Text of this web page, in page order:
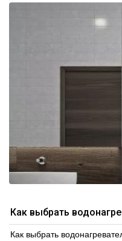
Благодаря применению
профессиональному
надежность и
команда экспертов
подробную
оптимальное решение
наши коллекторные
передовое
улучшит работу вашей
Как выбрать
Как выбрать